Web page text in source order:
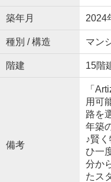
築年月 2024
種別 / 構造 マン
階建 15階
備考
「
用可
路を
年築
♪賢
ひ一
分か
たス